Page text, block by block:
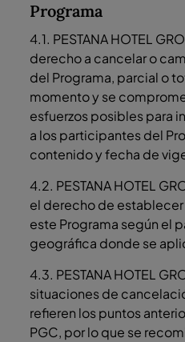
Programa
4.1. PESTANA HOTEL
derecho a cancelar o
del Programa, parcial o
momento y se
esfuerzos posibles para
a los participantes del
contenido y fecha de
4.2. PESTANA HOTEL
el derecho de
este Programa según el
geográfica donde se
4.3. PESTANA HOTEL
situaciones de
refieren los puntos
PGC, por lo que se